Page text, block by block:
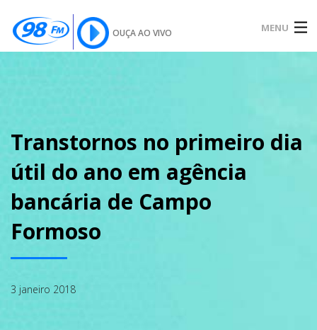
OUÇA AO VIVO MENU
SOBRE
PODCAST
GALERIA
Transtornos no primeiro dia
útil do ano em agência
bancária de Campo
Formoso
3 janeiro 2018